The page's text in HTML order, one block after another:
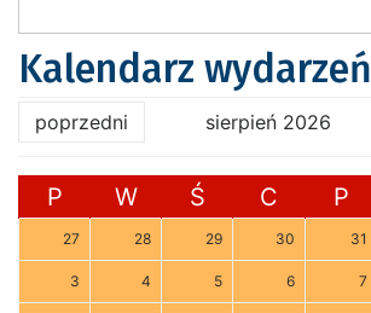
Kalendarz wydarzeń
poprzedni sierpień 2026
P W Ś C P
27 28 29 30 31
3 4 5 6 7